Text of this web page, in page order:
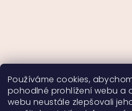
Používáme cookies,
pohodlné prohlížení webu a
webu neustále zlepšovali
Sledovat na